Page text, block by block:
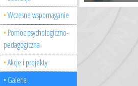
Wczesne wspomaganie
Pomoc psychologiczno-
pedagogiczna
Akcje i projekty
Galeria